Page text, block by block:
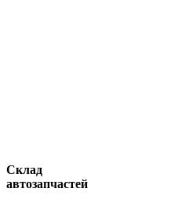
Склад
автозапчастей